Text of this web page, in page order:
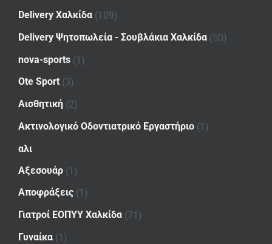
Delivery Χαλκίδα (109)
Delivery Ψητοπωλεία - Σουβλάκια Χαλκίδα (50)
nova-sports (1)
Ote Sport (3)
Αισθητική (2)
Ακτινολογικό Οδοντιατρικό Εργαστήριο (1)
αλι
Αξεσουάρ (1)
Αποφράξεις (1)
Γιατροί ΕΟΠΥΥ Χαλκίδα (71)
Γυναίκα (1)